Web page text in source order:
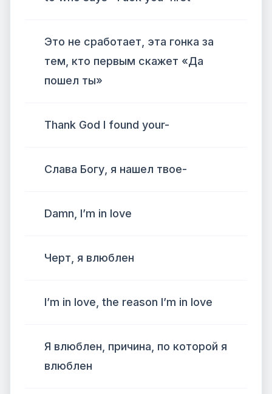
Это не сработает, эта гонка за
тем, кто первым скажет «Да
пошел ты»
Thank God I found your-
Слава Богу, я нашел твое-
Damn, I’m in love
Черт, я влюблен
I’m in love, the reason I’m in love
Я влюблен, причина, по которой я
влюблен